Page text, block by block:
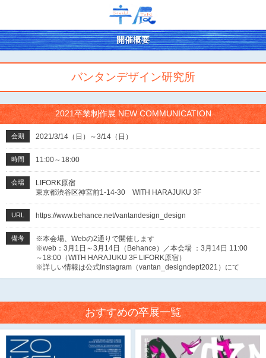
開催概要
バンタンデザイン研究所
2021卒業制作展 NEW COMMUNICATION
会期 2021/3/14（日）～3/14（日）
時間 11:00～18:00
会場
LIFORK原宿
東京都渋谷区神宮前1-14-30 WITH HARAJUKU 3F
URL https://www.behance.net/vantandesign_design
備考
※本会場、Webの2通りで開催します
※web：3月1日～3月14日（Behance）／本会場 ：3月14日 11:00
～18:00（WITH HARAJUKU 3F LIFORK原宿）
※詳しい情報は公式Instagram（vantan_designdept2021）にて
おすすめの卒展一覧